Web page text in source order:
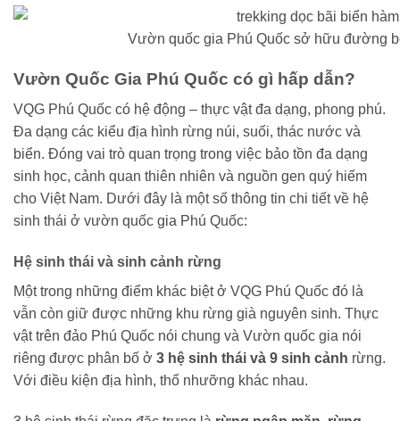
Vườn quốc gia Phú Quốc sở hữu đường
Vườn Quốc Gia Phú Quốc có gì hấp dẫn?
VQG Phú Quốc có hệ động – thực vật đa dạng, phong phú.
Đa dạng các kiểu địa hình rừng núi, suối, thác nước và
biển. Đóng vai trò quan trọng trong việc bảo tồn đa dạng
sinh học, cảnh quan thiên nhiên và nguồn gen quý hiếm
cho Việt Nam. Dưới đây là một số thông tin chi tiết về hệ
sinh thái ở vườn quốc gia Phú Quốc:
Hệ sinh thái và sinh cảnh rừng
Một trong những điểm khác biệt ở VQG Phú Quốc đó là
vẫn còn giữ được những khu rừng già nguyên sinh. Thực
vật trên đảo Phú Quốc nói chung và Vườn quốc gia nói
riêng được phân bố ở 3 hệ sinh thái và 9 sinh cảnh rừng.
Với điều kiện địa hình, thổ nhưỡng khác nhau.